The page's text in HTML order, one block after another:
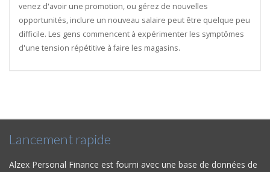
venez d'avoir une promotion, ou gérez de nouvelles
opportunités, inclure un nouveau salaire peut être quelque peu
difficile. Les gens commencent à expérimenter les symptômes
d'une tension répétitive à faire les magasins.
Lancement rapide
Alzex Personal Finance est fourni avec une base de données de